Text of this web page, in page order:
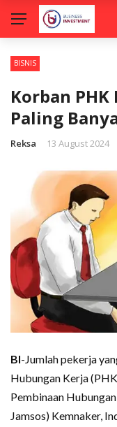
BISNIS
Korban PHK
Paling
Reksa 13 August 2024
BI-Jumlah pekerja
Hubungan Kerja
Pembinaan
Jamsos) Kemnaker,